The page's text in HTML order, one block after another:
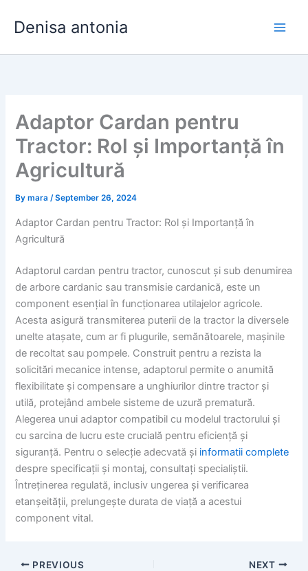
Denisa antonia
Adaptor Cardan pentru
Tractor: Rol și Importanță în
Agricultură
Bymara/September 26, 2024
Adaptor Cardan pentru Tractor: Rol și Importanță în
Agricultură
Adaptorul cardan pentru tractor, cunoscut și sub denumirea
de arbore cardanic sau transmisie cardanică, este un
component esențial în funcționarea utilajelor agricole.
Acesta asigură transmiterea puterii de la tractor la diversele
unelte atașate, cum ar fi plugurile, semănătoarele, mașinile
de recoltat sau pompele. Construit pentru a rezista la
solicitări mecanice intense, adaptorul permite o anumită
flexibilitate și compensare a unghiurilor dintre tractor și
utilă, protejând ambele sisteme de uzură prematură.
Alegerea unui adaptor compatibil cu modelul tractorului și
cu sarcina de lucru este crucială pentru eficiență și
siguranță. Pentru o selecție adecvată și informatii complete
despre specificații și montaj, consultați specialiștii.
Întreținerea regulată, inclusiv ungerea și verificarea
etanșeității, prelungește durata de viață a acestui
component vital.
PREVIOUS NEXT